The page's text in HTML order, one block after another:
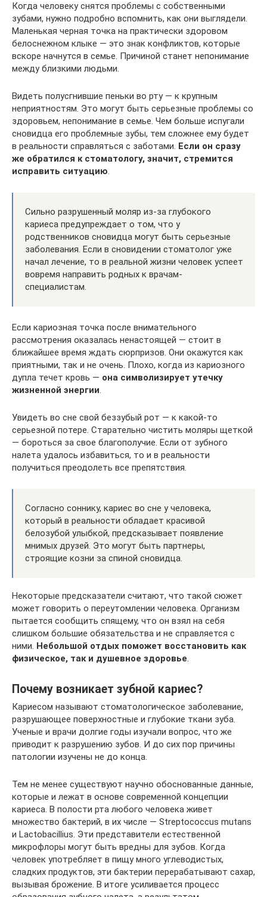
Когда человеку снятся проблемы с собственными
зубами, нужно подробно вспомнить, как они выглядели.
Маленькая черная точка на практически здоровом
белоснежном клыке — это знак конфликтов, которые
вскоре начнутся в семье. Причиной станет непонимание
между близкими людьми.
Видеть полусгнившие пеньки во рту — к крупным
неприятностям. Это могут быть серьезные проблемы со
здоровьем, непонимание в семье. Чем больше испугали
сновидца его проблемные зубы, тем сложнее ему будет
в реальности справляться с заботами. Если он сразу
же обратился к стоматологу, значит, стремится
исправить ситуацию.
Сильно разрушенный моляр из-за глубокого
кариеса предупреждает о том, что у
родственников сновидца могут быть серьезные
заболевания. Если в сновидении стоматолог уже
начал лечение, то в реальной жизни человек успеет
вовремя направить родных к врачам-
специалистам.
Если кариозная точка после внимательного
рассмотрения оказалась ненастоящей — стоит в
ближайшее время ждать сюрпризов. Они окажутся как
приятными, так и не очень. Плохо, когда из кариозного
дупла течет кровь — она символизирует утечку
жизненной энергии.
Увидеть во сне свой беззубый рот — к какой-то
серьезной потере. Старательно чистить моляры щеткой
— бороться за свое благополучие. Если от зубного
налета удалось избавиться, то и в реальности
получиться преодолеть все препятствия.
Согласно соннику, кариес во сне у человека,
который в реальности обладает красивой
белозубой улыбкой, предсказывает появление
мнимых друзей. Это могут быть партнеры,
строящие козни за спиной сновидца.
Некоторые предсказатели считают, что такой сюжет
может говорить о переутомлении человека. Организм
пытается сообщить спящему, что он взял на себя
слишком большие обязательства и не справляется с
ними. Небольшой отдых поможет восстановить как
физическое, так и душевное здоровье.
Почему возникает зубной кариес?
Кариесом называют стоматологическое заболевание,
разрушающее поверхностные и глубокие ткани зуба.
Ученые и врачи долгие годы изучали вопрос, что же
приводит к разрушению зубов. И до сих пор причины
патологии изучены не до конца.
Тем не менее существуют научно обоснованные данные,
которые и лежат в основе современной концепции
кариеса. В полости рта любого человека живет
множество бактерий, в их числе — Streptococcus mutans
и Lactobacillius. Эти представители естественной
микрофлоры могут быть вредны для зубов. Когда
человек употребляет в пищу много углеводистых,
сладких продуктов, эти бактерии перерабатывают сахар,
вызывая брожение. В итоге усиливается процесс